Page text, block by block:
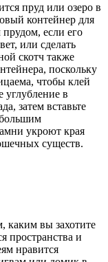
пруд или озеро в
контейнер для
если его
или сделать
скотч также
поскольку
чтобы клей
углубление в
затем вставьте
укроют края
существ.
вы захотите
пространства и
нравится